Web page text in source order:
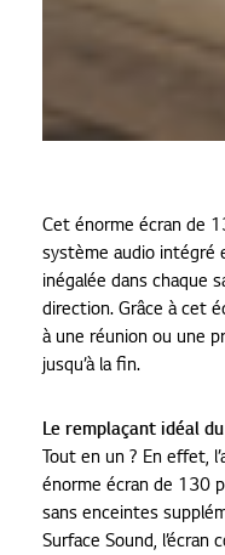
Cet énorme écran de
système audio intégré
inégalée dans chaque
direction. Grâce à cet
à une réunion ou une
jusqu’à la fin.
Le remplaçant idéal
Tout en un ? En effet,
énorme écran de 130
sans enceintes
Surface Sound,